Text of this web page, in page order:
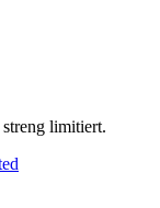
limitiert.